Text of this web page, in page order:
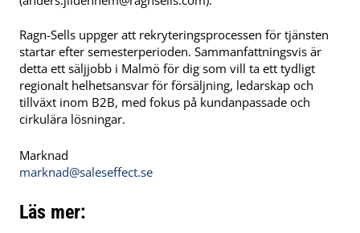
Ragn-Sells uppger att rekryteringsprocessen för tjänsten
startar efter semesterperioden. Sammanfattningsvis är
detta ett säljjobb i Malmö för dig som vill ta ett tydligt
regionalt helhetsansvar för försäljning, ledarskap och
tillväxt inom B2B, med fokus på kundanpassade och
cirkulära lösningar.
Marknad
marknad@saleseffect.se
Läs mer: